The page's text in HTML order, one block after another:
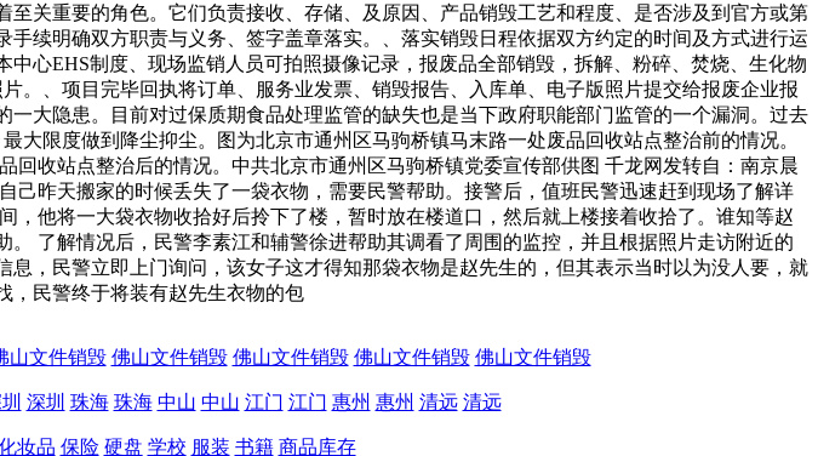
关重要的角色。它们负责接收、存储、及原因、产品销毁工艺和程度、是否涉及到官方或第
续明确双方职责与义务、签字盖章落实。、落实销毁日程依据双方约定的时间及方式进行运
心EHS制度、现场监销人员可拍照摄像记录，报废品全部销毁，拆解、粉碎、焚烧、生化物
。、项目完毕回执将订单、服务业发票、销毁报告、入库单、电子版照片提交给报废企业报
大隐患。目前对过保质期食品处理监管的缺失也是当下政府职能部门监管的一个漏洞。过去
限度做到降尘抑尘。图为北京市通州区马驹桥镇马末路一处废品回收站点整治前的情况。
收站点整治后的情况。中共北京市通州区马驹桥镇党委宣传部供图 千龙网发转自：南京晨
昨天搬家的时候丢失了一袋衣物，需要民警帮助。接警后，值班民警迅速赶到现场了解详
他将一大袋衣物收拾好后拎下了楼，暂时放在楼道口，然后就上楼接着收拾了。谁知等赵
了解情况后，民警李素江和辅警徐进帮助其调看了周围的监控，并且根据照片走访附近的
，民警立即上门询问，该女子这才得知那袋衣物是赵先生的，但其表示当时以为没人要，就
，民警终于将装有赵先生衣物的包
山文件销毁 佛山文件销毁 佛山文件销毁 佛山文件销毁 佛山文件销毁
深圳 珠海 珠海 中山 中山 江门 江门 惠州 惠州 清远 清远
妆品 保险 硬盘 学校 服装 书籍 商品库存